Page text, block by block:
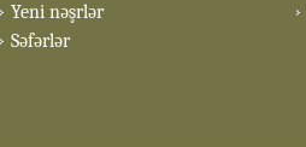
Yeni nəşrlər
Səfərlər